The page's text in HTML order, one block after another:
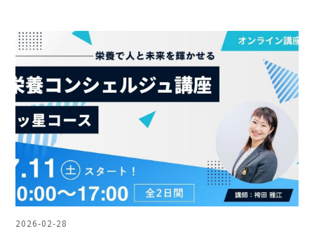
2026-02-28